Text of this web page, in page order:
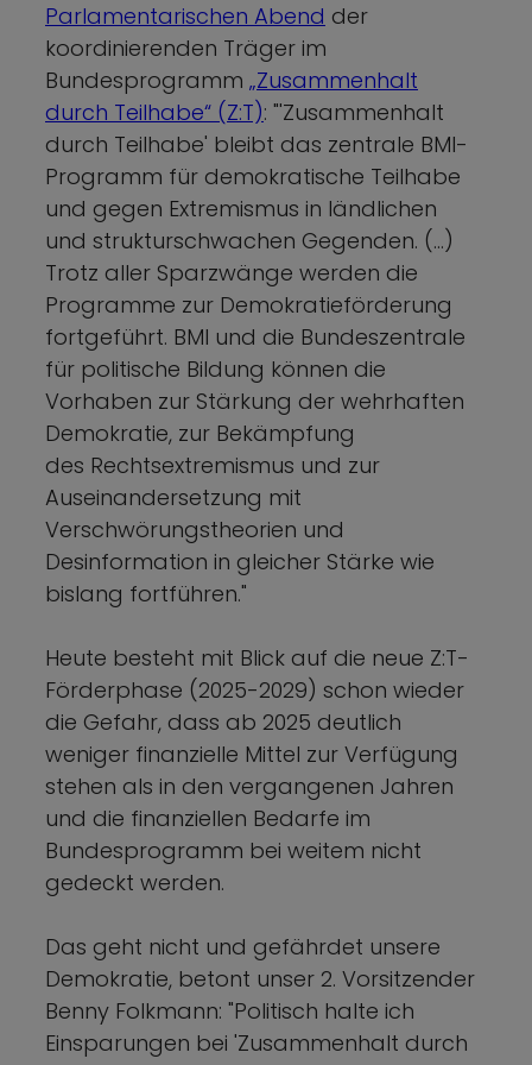
Parlamentarischen Abend der
koordinierenden Träger im
Bundesprogramm „Zusammenhalt
durch Teilhabe“ (Z:T): "'Zusammenhalt
durch Teilhabe' bleibt das zentrale BMI-
Programm für demokratische Teilhabe
und gegen Extremismus in ländlichen
und strukturschwachen Gegenden. (…)
Trotz aller Sparzwänge werden die
Programme zur Demokratieförderung
fortgeführt. BMI und die Bundeszentrale
für politische Bildung können die
Vorhaben zur Stärkung der wehrhaften
Demokratie, zur Bekämpfung
des Rechtsextremismus und zur
Auseinandersetzung mit
Verschwörungstheorien und
Desinformation in gleicher Stärke wie
bislang fortführen."
Heute besteht mit Blick auf die neue Z:T-
Förderphase (2025-2029) schon wieder
die Gefahr, dass ab 2025 deutlich
weniger finanzielle Mittel zur Verfügung
stehen als in den vergangenen Jahren
und die finanziellen Bedarfe im
Bundesprogramm bei weitem nicht
gedeckt werden.
Das geht nicht und gefährdet unsere
Demokratie, betont unser 2. Vorsitzender
Benny Folkmann: "Politisch halte ich
Einsparungen bei 'Zusammenhalt durch